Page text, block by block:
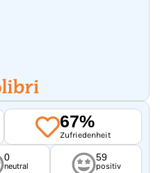
67%
Zufriedenheit
0
neutral
59
positiv